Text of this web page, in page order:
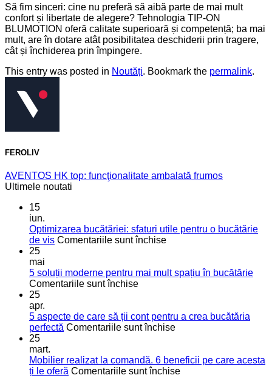
Să fim sinceri: cine nu preferă să aibă parte de mai mult
confort și libertate de alegere? Tehnologia TIP-ON
BLUMOTION oferă calitate superioară și competență; ba mai
mult, are în dotare atât posibilitatea deschiderii prin tragere,
cât și închiderea prin împingere.
This entry was posted in Noutăți. Bookmark the permalink.
FEROLIV
AVENTOS HK top: funcţionalitate ambalată frumos
Ultimele noutati
15
iun.
Optimizarea bucătăriei: sfaturi utile pentru o bucătărie
de vis Comentariile sunt închisepentru
sfaturi
bucătărie
de
25
mai
5 soluții moderne pentru mai mult spațiu în bucătărie
Comentariile sunt închisepentru
moderne
pentru
spațiu
în
25
apr.
5 aspecte de care să ții cont pentru a crea bucătăria
perfectă Comentariile sunt închisepentru
de
care
25
mart.
Mobilier realizat la comandă. 6 beneficii pe care acesta
ți le oferă Comentariile sunt închisepentru